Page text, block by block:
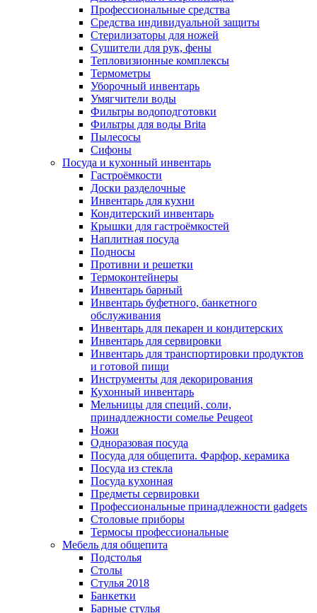
Профессиональные средства
Средства индивидуальной защиты
Стерилизаторы для ножей
Сушители для рук, фены
Тепловизионные комплексы
Термометры
Уборочный инвентарь
Умягчители воды
Фильтры водоподготовки
Фильтры для воды Brita
Пылесосы
Сифоны
Посуда и кухонный инвентарь
Гастроёмкости
Доски разделочные
Инвентарь для кухни
Кондитерский инвентарь
Крышки для гастроёмкостей
Наплитная посуда
Подносы
Противни и решетки
Термоконтейнеры
Инвентарь барный
Инвентарь буфетного, банкетного
обслуживания
Инвентарь для пекарен и кондитерских
Инвентарь для сервировки
Инвентарь для транспортировки продуктов
и готовой пищи
Инструменты для декорирования
Кухонный инвентарь
Мельницы для специй, соли,
принадлежности сомелье Peugeot
Ножи
Одноразовая посуда
Посуда для общепита. Фарфор, керамика
Посуда из стекла
Посуда кухонная
Предметы сервировки
Профессиональные принадлежности gadgets
Столовые приборы
Термосы профессиональные
Мебель для общепита
Подстолья
Столы
Стулья 2018
Банкетки
Барные стулья